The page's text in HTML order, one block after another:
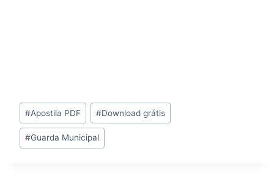
Tags
do
Post:
#Apostila PDF #Download grátis
#Guarda Municipal